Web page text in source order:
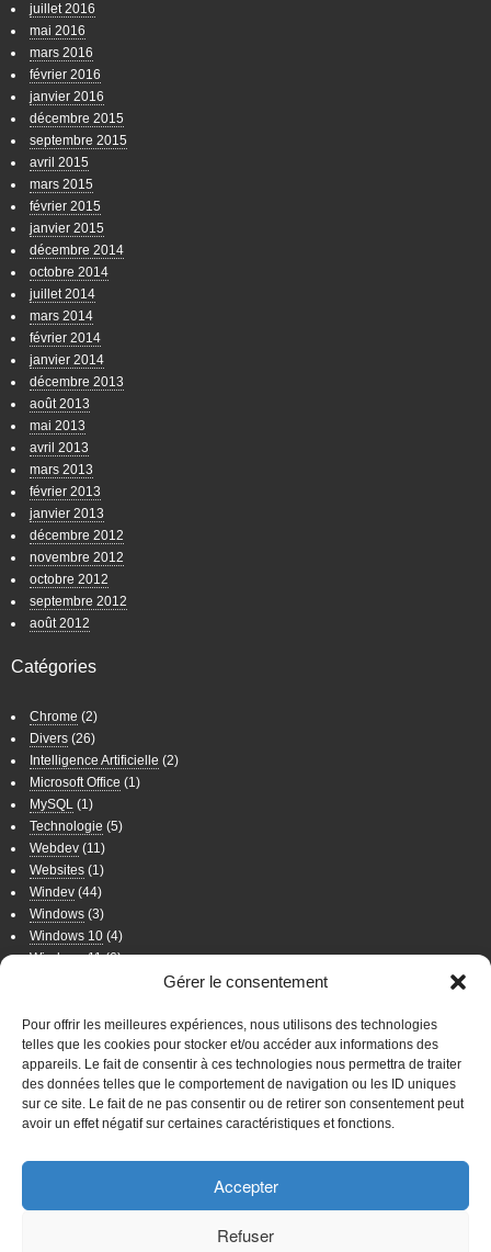
Gérer le consentement
Pour offrir les meilleures expériences, nous utilisons des technologies
telles que les cookies pour stocker et/ou accéder aux informations des
appareils. Le fait de consentir à ces technologies nous permettra de traiter
des données telles que le comportement de navigation ou les ID uniques
sur ce site. Le fait de ne pas consentir ou de retirer son consentement peut
avoir un effet négatif sur certaines caractéristiques et fonctions.
Accepter
Refuser
juillet 2016
mai 2016
mars 2016
février 2016
janvier 2016
décembre 2015
septembre 2015
avril 2015
mars 2015
février 2015
janvier 2015
décembre 2014
octobre 2014
juillet 2014
mars 2014
février 2014
janvier 2014
décembre 2013
août 2013
mai 2013
avril 2013
mars 2013
février 2013
janvier 2013
décembre 2012
novembre 2012
octobre 2012
septembre 2012
août 2012
Catégories
Chrome (2)
Divers (26)
Intelligence Artificielle (2)
Microsoft Office (1)
MySQL (1)
Technologie (5)
Webdev (11)
Websites (1)
Windev (44)
Windows (3)
Windows 10 (4)
Windows 11(6)
Wordpress(8)
WordPress
Connexion
confidentialité